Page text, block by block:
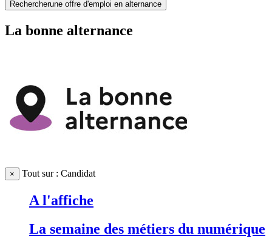
Rechercherune offre d'emploi en alternance
La bonne alternance
× Tout sur : Candidat
A l'affiche
La semaine des métiers du numérique